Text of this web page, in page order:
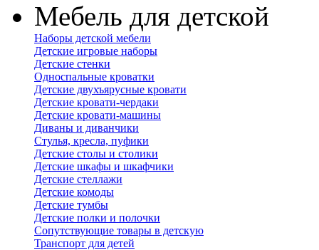
Мебель для детской
Наборы детской мебели
Детские игровые наборы
Детские стенки
Односпальные кроватки
Детские двухъярусные кровати
Детские кровати-чердаки
Детские кровати-машины
Диваны и диванчики
Стулья, кресла, пуфики
Детские столы и столики
Детские шкафы и шкафчики
Детские стеллажи
Детские комоды
Детские тумбы
Детские полки и полочки
Сопутствующие товары в детскую
Транспорт для детей